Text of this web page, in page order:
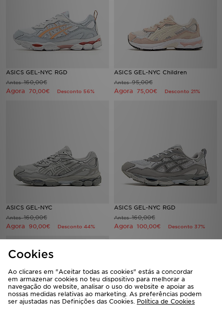
ASICS GEL-NYC RGD
Antes160,00€
Agora 70,00€ Desconto 56%
ASICS GEL-NYC Children
Antes95,00€
Agora 75,00€ Desconto 21%
ASICS GEL-NYC
Antes160,00€
Agora 90,00€ Desconto 44%
ASICS GEL-NYC RGD
Antes160,00€
Agora 100,00€ Desconto 37%
Cookies
Ao clicares em "Aceitar todas as cookies" estás a concordar
em armazenar cookies no teu dispositivo para melhorar a
navegação do website, analisar o uso do website e apoiar as
nossas medidas relativas ao marketing. As preferências podem
ser ajustadas nas Definições das Cookies. Política de Cookies